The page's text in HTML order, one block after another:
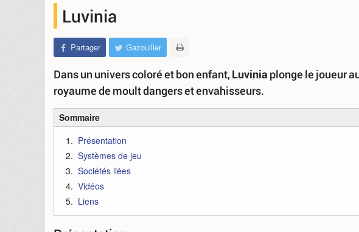
Luvinia
Partager Gazouiller
Dans un univers coloré et bon enfant,Luvinia plonge le joueur
royaume de moult dangers et envahisseurs.
Sommaire
Présentation
Systèmes de jeu
Sociétés liées
Vidéos
Liens